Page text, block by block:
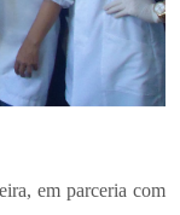
em parceria com